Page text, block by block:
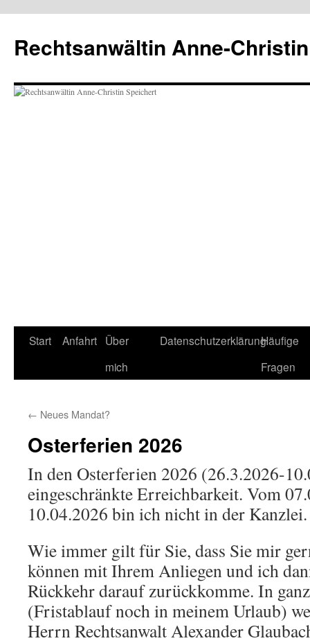
springen
Rechtsanwältin Anne-
Start Anfahrt Über
mich
DatenschutzerklärungHäufige
Fragen
← Neues Mandat?
Osterferien 2026
In den Osterferien 2026 (26.3.2026-
eingeschränkte Erreichbarkeit. Vom
10.04.2026 bin ich nicht in der Kanzlei.
Wie immer gilt für Sie, dass Sie mir
können mit Ihrem Anliegen und ich
Rückkehr darauf zurückkomme. In
(Fristablauf noch in meinem Urlaub)
Herrn Rechtsanwalt Alexander